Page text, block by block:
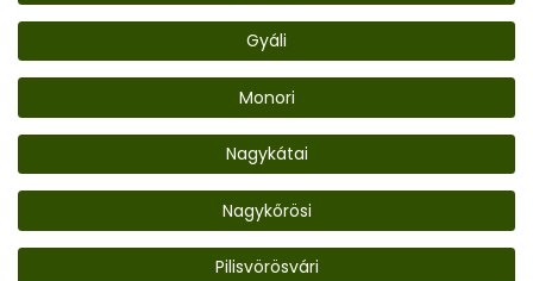
Gyáli
Monori
Nagykátai
Nagykőrösi
Pilisvörösvári